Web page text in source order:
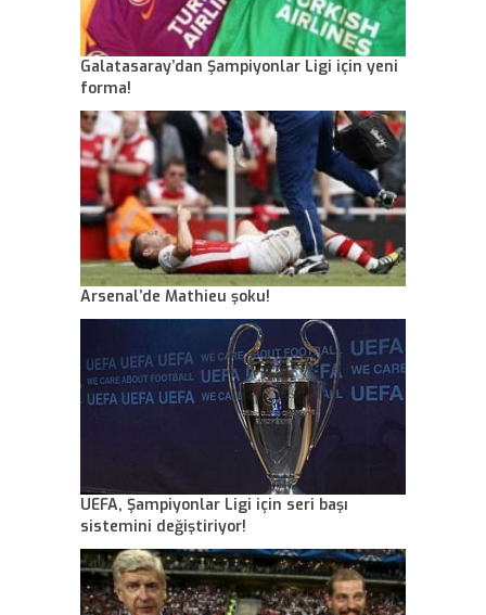
Galatasaray’dan Şampiyonlar Ligi için yeni
forma!
Arsenal’de Mathieu şoku!
UEFA, Şampiyonlar Ligi için seri başı
sistemini değiştiriyor!